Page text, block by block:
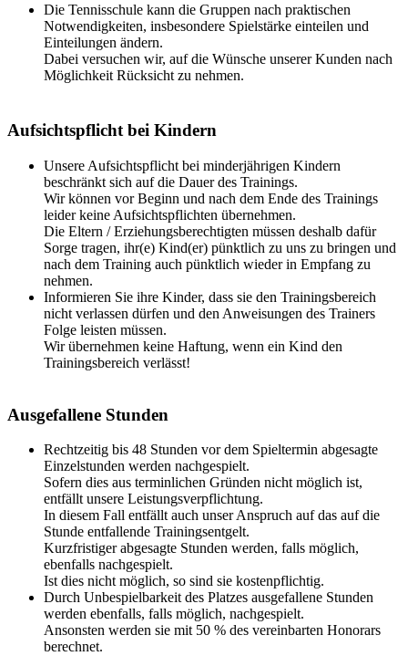
Die Tennisschule kann die Gruppen nach praktischen
Notwendigkeiten, insbesondere Spielstärke einteilen und
Einteilungen ändern.
Dabei versuchen wir, auf die Wünsche unserer Kunden nach
Möglichkeit Rücksicht zu nehmen.
Aufsichtspflicht bei Kindern
Unsere Aufsichtspflicht bei minderjährigen Kindern
beschränkt sich auf die Dauer des Trainings.
Wir können vor Beginn und nach dem Ende des Trainings
leider keine Aufsichtspflichten übernehmen.
Die Eltern / Erziehungsberechtigten müssen deshalb dafür
Sorge tragen, ihr(e) Kind(er) pünktlich zu uns zu bringen und
nach dem Training auch pünktlich wieder in Empfang zu
nehmen.
Informieren Sie ihre Kinder, dass sie den Trainingsbereich
nicht verlassen dürfen und den Anweisungen des Trainers
Folge leisten müssen.
Wir übernehmen keine Haftung, wenn ein Kind den
Trainingsbereich verlässt!
Ausgefallene Stunden
Rechtzeitig bis 48 Stunden vor dem Spieltermin abgesagte
Einzelstunden werden nachgespielt.
Sofern dies aus terminlichen Gründen nicht möglich ist,
entfällt unsere Leistungsverpflichtung.
In diesem Fall entfällt auch unser Anspruch auf das auf die
Stunde entfallende Trainingsentgelt.
Kurzfristiger abgesagte Stunden werden, falls möglich,
ebenfalls nachgespielt.
Ist dies nicht möglich, so sind sie kostenpflichtig.
Durch Unbespielbarkeit des Platzes ausgefallene Stunden
werden ebenfalls, falls möglich, nachgespielt.
Ansonsten werden sie mit 50 % des vereinbarten Honorars
berechnet.